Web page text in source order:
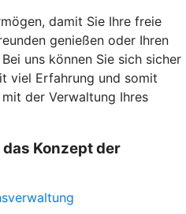
damit Sie Ihre freie
genießen oder Ihren
uns können Sie sich sicher
viel Erfahrung und somit
der Verwaltung Ihres
Konzept der